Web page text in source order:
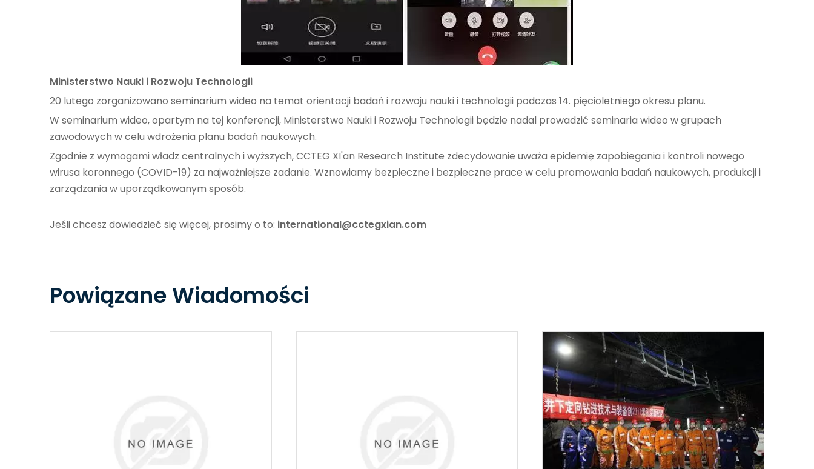
Ministerstwo Nauki i Rozwoju Technologii
20 lutego zorganizowano seminarium wideo na temat orientacji badań i rozwoju nauki i technologii podczas 14. pięcioletniego okresu planu.
W seminarium wideo, opartym na tej konferencji, Ministerstwo Nauki i Rozwoju Technologii będzie nadal prowadzić seminaria wideo w grupach
zawodowych w celu wdrożenia planu badań naukowych.
Zgodnie z wymogami władz centralnych i wyższych, CCTEG XI'an Research Institute zdecydowanie uważa epidemię zapobiegania i kontroli nowego
wirusa koronnego (COVID-19) za najważniejsze zadanie. Wznowiamy bezpieczne i bezpieczne prace w celu promowania badań naukowych, produkcji i
zarządzania w uporządkowanym sposób.
Jeśli chcesz dowiedzieć się więcej, prosimy o to: international@cctegxian.com
Powiązane Wiadomości